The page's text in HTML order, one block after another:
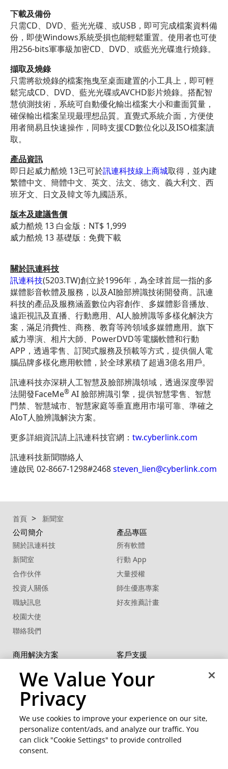
下載及備份
只需CD、DVD、藍光光碟、或USB，即可完成檔案資料備
份，即使Windows系統受損也能輕鬆重置。使用者也可使
用256-bits軍事級加密CD、DVD、或藍光光碟進行燒錄。
擷取及燒錄
只需將欲燒錄的檔案拖曳至桌面建置的小工具上，即可輕
鬆完成CD、DVD、藍光光碟或AVCHD影片燒錄。搭配智
慧偵測技術，系統可自動優化輸出檔案大小和畫面質量，
確保輸出檔案呈現最理想品質。直覺式系統介面，方便使
用者簡易且快速操作，同時支援CD數位化以及ISO檔案讀
取。
產品資訊
即日起威力酷燒 13已可於訊連科技線上商城取得，並內建
繁體中文、簡體中文、英文、法文、德文、義大利文、西
班牙文、日文及韓文等九國語系。
版本及建議售價
威力酷燒 13 白金版：NT$ 1,999
威力酷燒 13 基礎版：免費下載
關於訊連科技
訊連科技(5203.TW)創立於1996年，為全球首屈一指的多
媒體影音軟體及服務，以及AI臉部辨識技術開發商。訊連
科技的產品及服務涵蓋數位內容創作、多媒體影音播放、
遠距視訊及直播、行動應用、AI人臉辨識等多樣化解決方
案，滿足消費性、商務、教育等跨領域多媒體應用。旗下
威力導演、相片大師、PowerDVD等電腦軟體和行動
APP，透過零售、訂閱式服務及預載等方式，提供個人電
腦品牌多樣化應用軟體，於全球累積了超過3億名用戶。
訊連科技亦深耕人工智慧及臉部辨識領域，透過深度學習
法開發FaceMe® AI 臉部辨識引擎，提供智慧零售、智慧
門禁、智慧城市、智慧家庭等垂直應用市場可靠、準確之
AIoT人臉辨識解決方案。
更多詳細資訊請上訊連科技官網： tw.cyberlink.com
訊連科技新聞聯絡人
連啟民 02-8667-1298#2468steven_lien@cyberlink.com
首頁 新聞室
公司簡介
關於訊連科技
新聞室
合作伙伴
投資人關係
職缺訊息
校園大使
聯絡我們
產品專區
所有軟體
行動 App
大量授權
師生優惠專案
好友推薦計畫
商用解決方案
FaceMe ®SDK
客戶支援
軟體更新
社群資源 變更地區
We Value Your
Privacy
We use cookies to improve your experience on our site,
personalize content/ads, and analyze our traffic. You
can click "Cookie Settings" to provide controlled
consent.